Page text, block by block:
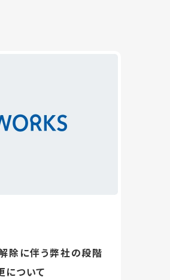
除に伴う弊社の段階
について